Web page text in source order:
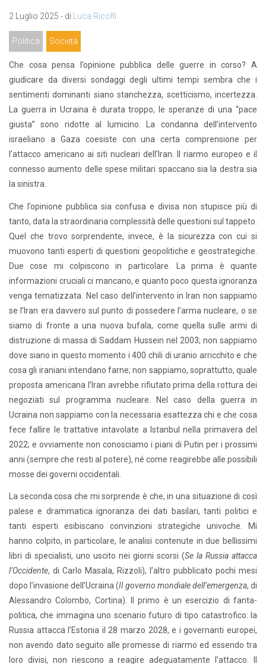
2 Luglio 2025 - di Luca Ricolfi
Politica Società
Che cosa pensa l’opinione pubblica delle guerre in corso? A
giudicare da diversi sondaggi degli ultimi tempi sembra che i
sentimenti dominanti siano stanchezza, scetticismo, incertezza.
La guerra in Ucraina è durata troppo, le speranze di una “pace
giusta” sono ridotte al lumicino. La condanna dell’intervento
israeliano a Gaza coesiste con una certa comprensione per
l’attacco americano ai siti nucleari dell’Iran. Il riarmo europeo e il
connesso aumento delle spese militari spaccano sia la destra sia
la sinistra.
Che l’opinione pubblica sia confusa e divisa non stupisce più di
tanto, data la straordinaria complessità delle questioni sul tappeto.
Quel che trovo sorprendente, invece, è la sicurezza con cui si
muovono tanti esperti di questioni geopolitiche e geostrategiche.
Due cose mi colpiscono in particolare. La prima è quante
informazioni cruciali ci mancano, e quanto poco questa ignoranza
venga tematizzata. Nel caso dell’intervento in Iran non sappiamo
se l’Iran era davvero sul punto di possedere l’arma nucleare, o se
siamo di fronte a una nuova bufala, come quella sulle armi di
distruzione di massa di Saddam Hussein nel 2003; non sappiamo
dove siano in questo momento i 400 chili di uranio arricchito e che
cosa gli iraniani intendano farne; non sappiamo, soprattutto, quale
proposta americana l’Iran avrebbe rifiutato prima della rottura dei
negoziati sul programma nucleare. Nel caso della guerra in
Ucraina non sappiamo con la necessaria esattezza chi e che cosa
fece fallire le trattative intavolate a Istanbul nella primavera del
2022; e ovviamente non conosciamo i piani di Putin per i prossimi
anni (sempre che resti al potere), né come reagirebbe alle possibili
mosse dei governi occidentali.
La seconda cosa che mi sorprende è che, in una situazione di così
palese e drammatica ignoranza dei dati basilari, tanti politici e
tanti esperti esibiscano convinzioni strategiche univoche. Mi
hanno colpito, in particolare, le analisi contenute in due bellissimi
libri di specialisti, uno uscito nei giorni scorsi (Se la Russia attacca
l’Occidente, di Carlo Masala, Rizzoli), l’altro pubblicato pochi mesi
dopo l’invasione dell’Ucraina (Il governo mondiale dell’emergenza, di
Alessandro Colombo, Cortina). Il primo è un esercizio di fanta-
politica, che immagina uno scenario futuro di tipo catastrofico: la
Russia attacca l’Estonia il 28 marzo 2028, e i governanti europei,
non avendo dato seguito alle promesse di riarmo ed essendo tra
loro divisi, non riescono a reagire adeguatamente l’attacco. Il